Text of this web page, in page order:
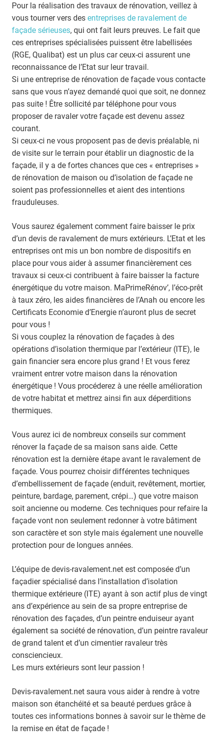
Pour la réalisation des travaux de rénovation, veillez à
vous tourner vers des entreprises de ravalement de
façade sérieuses, qui ont fait leurs preuves. Le fait que
ces entreprises spécialisées puissent être labellisées
(RGE, Qualibat) est un plus car ceux-ci assurent une
reconnaissance de l’Etat sur leur travail.
Si une entreprise de rénovation de façade vous contacte
sans que vous n’ayez demandé quoi que soit, ne donnez
pas suite ! Être sollicité par téléphone pour vous
proposer de ravaler votre façade est devenu assez
courant.
Si ceux-ci ne vous proposent pas de devis préalable, ni
de visite sur le terrain pour établir un diagnostic de la
façade, il y a de fortes chances que ces « entreprises »
de rénovation de maison ou d’isolation de façade ne
soient pas professionnelles et aient des intentions
frauduleuses.
Vous saurez également comment faire baisser le prix
d’un devis de ravalement de murs extérieurs. L’Etat et les
entreprises ont mis un bon nombre de dispositifs en
place pour vous aider à assumer financièrement ces
travaux si ceux-ci contribuent à faire baisser la facture
énergétique du votre maison. MaPrimeRénov’, l’éco-prêt
à taux zéro, les aides financières de l’Anah ou encore les
Certificats Economie d’Energie n’auront plus de secret
pour vous !
Si vous couplez la rénovation de façades à des
opérations d’isolation thermique par l’extérieur (ITE), le
gain financier sera encore plus grand ! Et vous ferez
vraiment entrer votre maison dans la rénovation
énergétique ! Vous procéderez à une réelle amélioration
de votre habitat et mettrez ainsi fin aux déperditions
thermiques.
Vous aurez ici de nombreux conseils sur comment
rénover la façade de sa maison sans aide. Cette
rénovation est la dernière étape avant le ravalement de
façade. Vous pourrez choisir différentes techniques
d’embellissement de façade (enduit, revêtement, mortier,
peinture, bardage, parement, crépi…) que votre maison
soit ancienne ou moderne. Ces techniques pour refaire la
façade vont non seulement redonner à votre bâtiment
son caractère et son style mais également une nouvelle
protection pour de longues années.
L’équipe de devis-ravalement.net est composée d’un
façadier spécialisé dans l’installation d’isolation
thermique extérieure (ITE) ayant à son actif plus de vingt
ans d’expérience au sein de sa propre entreprise de
rénovation des façades, d’un peintre enduiseur ayant
également sa société de rénovation, d’un peintre ravaleur
de grand talent et d’un cimentier ravaleur très
consciencieux.
Les murs extérieurs sont leur passion !
Devis-ravalement.net saura vous aider à rendre à votre
maison son étanchéité et sa beauté perdues grâce à
toutes ces informations bonnes à savoir sur le thème de
la remise en état de façade !